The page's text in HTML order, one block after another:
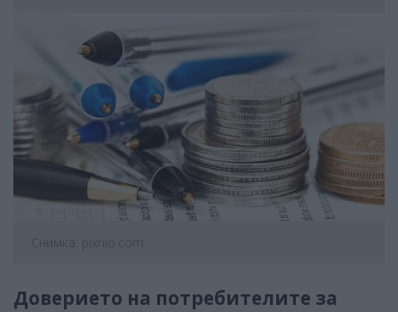
Снимка: pixnio.com
Доверието на потребителите за